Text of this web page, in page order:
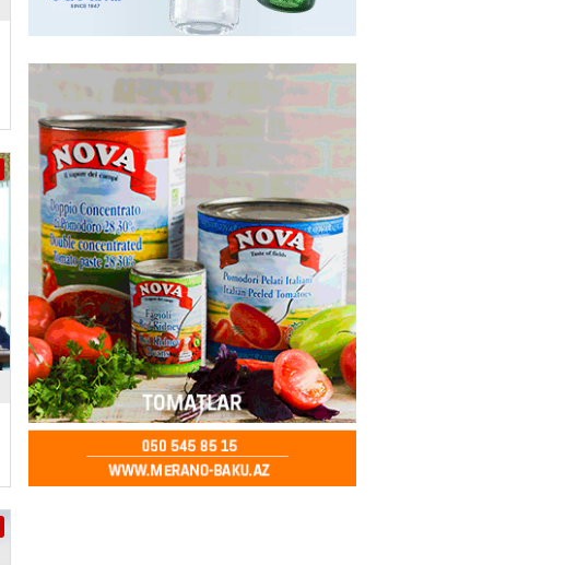
GÜNDƏM
Türkiyədə 37,6 milyon, Rusiyada 16,7
milyon – Azərbaycanlıların yemək
xərcləri
07.08.2026- 15:45 169
GÜNDƏM
Malayziyada yeni səfirimiz kimdir? –
Dosye
07.08.2026 - 15:30 171
MANŞET
Türkiyə, Səudiyyə Ərəbistanı və
Pakistan arasında Məkkə müdafiə
sazişi imzalanıb
- 15:15
ÖZƏL